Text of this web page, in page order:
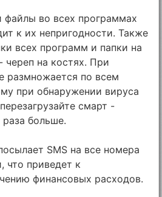
файлы во всех программах
к их непригодности. Также
всех программ и папки на
череп на костях. При
размножается по всем
при обнаружении вируса
смарт -
больше.
SMS на все номера
что приведет к
финансовых расходов.